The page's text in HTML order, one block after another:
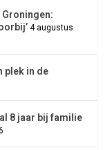
4 augustus
plek in de
8 jaar bij familie